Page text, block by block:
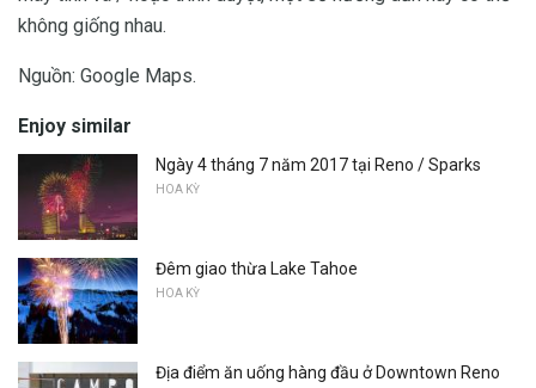
không giống nhau.
Nguồn: Google Maps.
Enjoy similar
Ngày 4 tháng 7 năm 2017 tại Reno / Sparks
HOA KỲ
Đêm giao thừa Lake Tahoe
HOA KỲ
Địa điểm ăn uống hàng đầu ở Downtown Reno